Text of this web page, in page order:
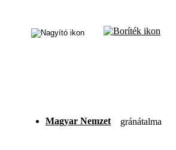
Magyar Nemzet gránátalma